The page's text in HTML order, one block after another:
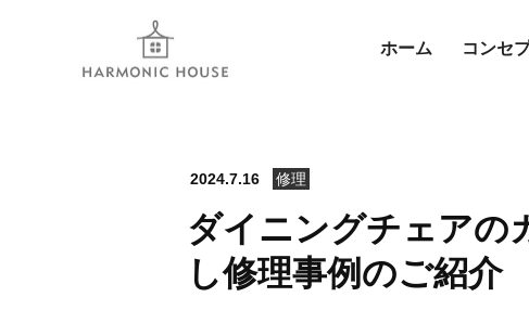
ホーム コンセ
2024.7.16 修理
ダイニングチェアの
し修理事例のご紹介